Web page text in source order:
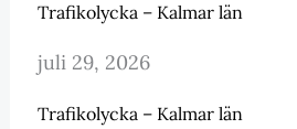
Trafikolycka – Kalmar län
juli 29, 2026
Trafikolycka – Kalmar län